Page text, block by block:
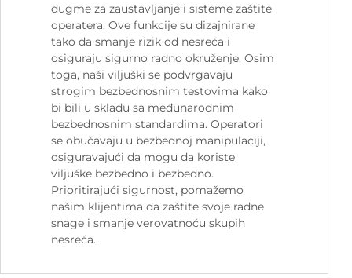
dugme za zaustavljanje i sisteme zaštite
operatera. Ove funkcije su dizajnirane
tako da smanje rizik od nesreća i
osiguraju sigurno radno okruženje. Osim
toga, naši viljuški se podvrgavaju
strogim bezbednosnim testovima kako
bi bili u skladu sa međunarodnim
bezbednosnim standardima. Operatori
se obučavaju u bezbednoj manipulaciji,
osiguravajući da mogu da koriste
viljuške bezbedno i bezbedno.
Prioritirajući sigurnost, pomažemo
našim klijentima da zaštite svoje radne
snage i smanje verovatnoću skupih
nesreća.